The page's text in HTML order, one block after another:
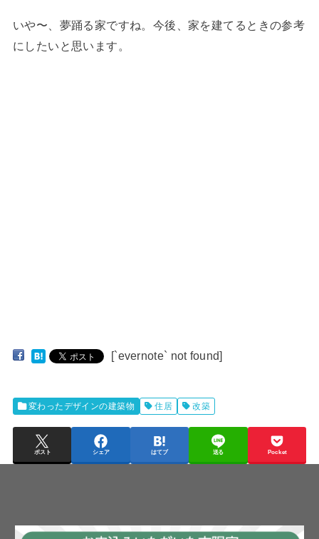
いや〜、夢踊る家ですね。今後、家を建てるときの参考
にしたいと思います。
[`evernote` not found]
変わったデザインの建築物 住居 改築
ポスト シェア はてブ 送る Pocket